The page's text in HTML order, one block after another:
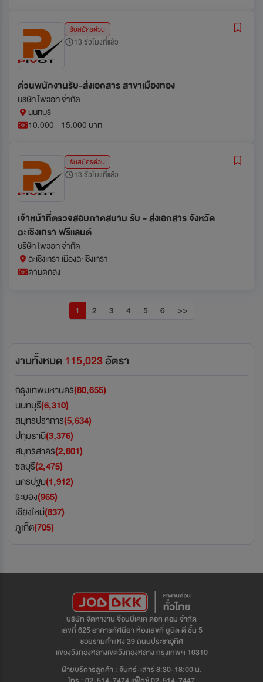
รับสมัครด่วน
13 ชั่วโมงที่แล้ว
ด่วนพนักงานรับ-ส่งเอกสาร สาขาเมืองทอง
บริษัท ไพวอท จำกัด
นนทบุรี
10,000 - 15,000 บาท
รับสมัครด่วน
13 ชั่วโมงที่แล้ว
เจ้าหน้าที่ตรวจสอบภาคสนาม รับ - ส่งเอกสาร จังหวัด
ฉะเชิงเทรา ฟรีแลนด์
บริษัท ไพวอท จำกัด
ฉะเชิงเทรา เมืองฉะเชิงเทรา
ตามตกลง
1 2 3 4 5 6 >>
งานทั้งหมด115,023อัตรา
กรุงเทพมหานคร(80,655)
นนทบุรี(6,310)
สมุทรปราการ(5,634)
ปทุมธานี(3,376)
สมุทรสาคร(2,801)
ชลบุรี(2,475)
นครปฐม(1,912)
ระยอง(965)
เชียงใหม่(837)
ภูเก็ต(705)
บริษัท จัดหางาน จ๊อบบีเคเค ดอท คอม จำกัด
เลขที่ 625 อาคารทัศนียา ห้องเลขที่ ยูนิต ดี ชั้น 5
ซอยรามคำแหง 39 ถนนประชาอุทิศ
แขวงวังทองหลางเขตวังทองหลาง กรุงเทพฯ 10310
ฝ่ายบริการลูกค้า : จันทร์-เสาร์ 8:30-18:00 น.